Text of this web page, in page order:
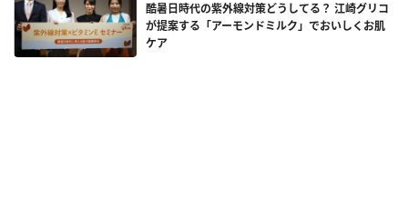
酷暑日時代の紫外線対策どうしてる？ 江崎グリコ
が提案する「アーモンドミルク」でおいしくお肌
ケア